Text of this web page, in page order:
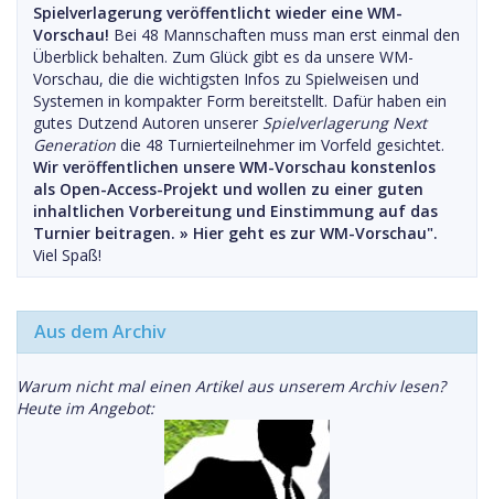
Spielverlagerung veröffentlicht wieder eine WM-
Vorschau! Bei 48 Mannschaften muss man erst einmal den
Überblick behalten. Zum Glück gibt es da unsere WM-
Vorschau, die die wichtigsten Infos zu Spielweisen und
Systemen in kompakter Form bereitstellt. Dafür haben ein
gutes Dutzend Autoren unserer Spielverlagerung Next
Generation die 48 Turnierteilnehmer im Vorfeld gesichtet.
Wir veröffentlichen unsere WM-Vorschau konstenlos
als Open-Access-Projekt und wollen zu einer guten
inhaltlichen Vorbereitung und Einstimmung auf das
Turnier beitragen. » Hier geht es zur WM-Vorschau".
Viel Spaß!
Aus dem Archiv
Warum nicht mal einen Artikel aus unserem Archiv lesen?
Heute im Angebot: